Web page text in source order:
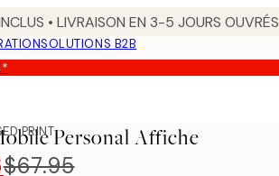
• LIVRAISON EN 3-5 JOURS OUVRÉS
SOLUTIONS B2B
PRINTPersonal Affiche
$67.95